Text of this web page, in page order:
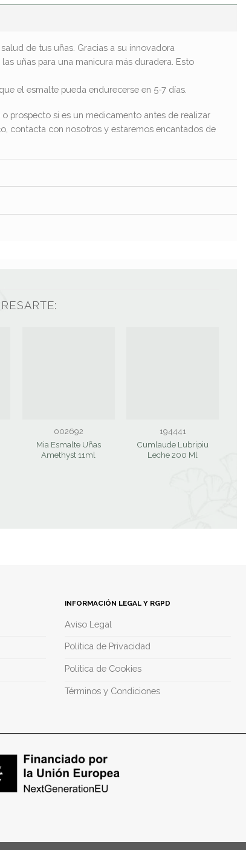
de tus uñas. Gracias a su innovadora
uñas para una manicura más duradera. Esto
el esmalte pueda endurecerse en 5-7 días.
prospecto si es un medicamento antes de realizar
contacta con nosotros y estaremos encantados de
002692
Mia Esmalte Uñas
Amethyst 11ml
194441
Cumlaude Lubripiu
Leche 200 Ml
INFORMACIÓN LEGAL Y RGPD
Aviso Legal
Política de Privacidad
Política de Cookies
Términos y Condiciones